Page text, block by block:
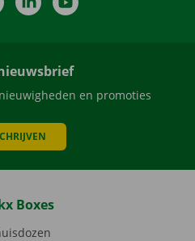
en promoties
Boxes